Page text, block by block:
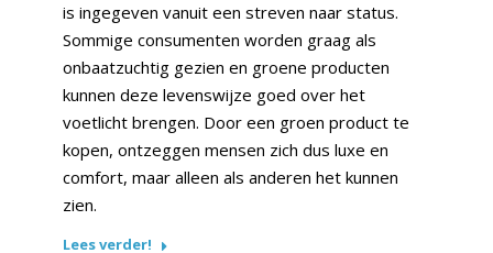
is ingegeven vanuit een streven naar status.
Sommige consumenten worden graag als
onbaatzuchtig gezien en groene producten
kunnen deze levenswijze goed over het
voetlicht brengen. Door een groen product te
kopen, ontzeggen mensen zich dus luxe en
comfort, maar alleen als anderen het kunnen
zien.
Lees verder!